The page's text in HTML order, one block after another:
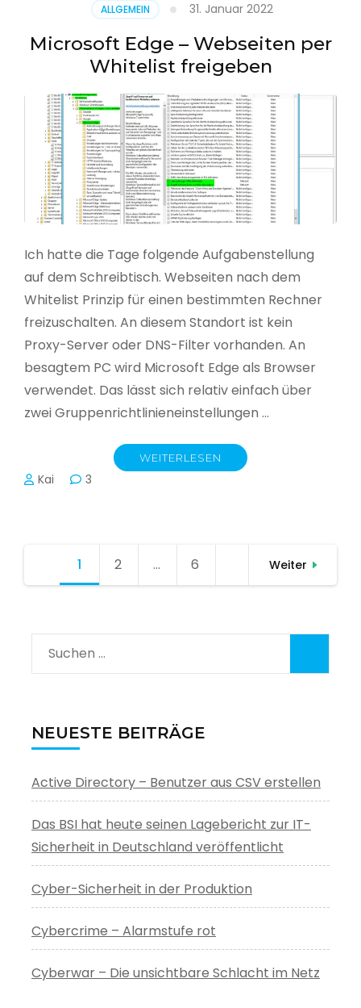
(UPN)
im
Active
Directory
ALLGEMEIN 31. Januar 2022
Microsoft Edge – Webseiten per
Whitelist freigeben
Ich hatte die Tage folgende Aufgabenstellung
auf dem Schreibtisch. Webseiten nach dem
Whitelist Prinzip für einen bestimmten Rechner
freizuschalten. An diesem Standort ist kein
Proxy-Server oder DNS-Filter vorhanden. An
besagtem PC wird Microsoft Edge als Browser
verwendet. Das lässt sich relativ einfach über
zwei Gruppenrichtlinieneinstellungen …
WEITERLESEN
Kai 3
Seitennummerierung
1 Seite
2 … Seite
6 Weiter
Suchen
nach:
NEUESTE BEITRÄGE
Active Directory – Benutzer aus CSV erstellen
Das BSI hat heute seinen Lagebericht zur IT-
Sicherheit in Deutschland veröffentlicht
Cyber-Sicherheit in der Produktion
Cybercrime – Alarmstufe rot
Cyberwar – Die unsichtbare Schlacht im Netz